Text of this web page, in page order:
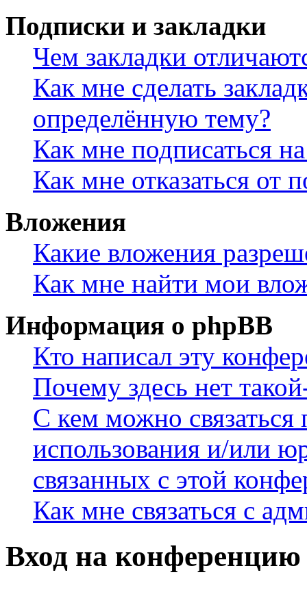
Подписки и закладки
Чем закладки
Как мне сделать
определённую тему?
Как мне подписаться
Как мне отказаться от
Вложения
Какие вложения
Как мне найти мои
Информация о phpBB
Кто написал эту
Почему здесь нет
С кем можно связаться
использования и/или
связанных с этой
Как мне связаться с
Вход на конференцию